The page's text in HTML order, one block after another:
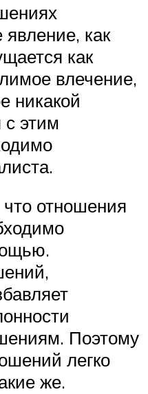
явление, как
как
влечение,
никакой
с этим
отношения
Поэтому
легко
же.